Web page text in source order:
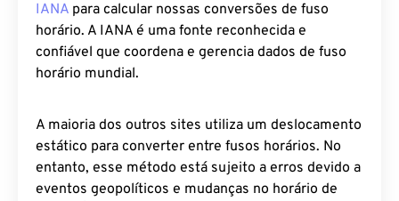
IANA para calcular nossas conversões de fuso
horário. A IANA é uma fonte reconhecida e
confiável que coordena e gerencia dados de fuso
horário mundial.
A maioria dos outros sites utiliza um deslocamento
estático para converter entre fusos horários. No
entanto, esse método está sujeito a erros devido a
eventos geopolíticos e mudanças no horário de